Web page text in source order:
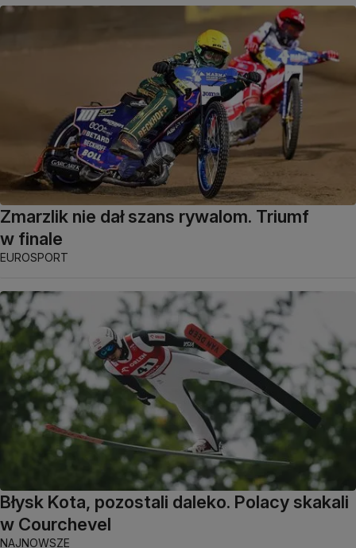
Zmarzlik nie dał szans rywalom. Triumf
w finale
EUROSPORT
Błysk Kota, pozostali daleko. Polacy skakali
w Courchevel
NAJNOWSZE